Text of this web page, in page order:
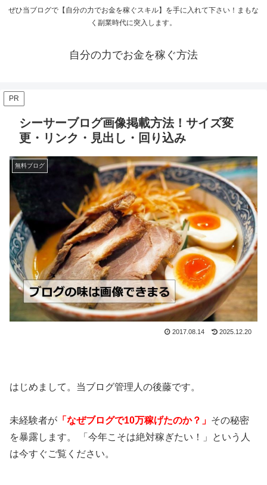
ぜひ当ブログで【自分の力でお金を稼ぐスキル】を手に入れて下さい！まもな
く副業時代に突入します。
自分の力でお金を稼ぐ方法
PR
シーサーブログ画像掲載方法！サイズ変
更・リンク・見出し・回り込み
無料ブログ
2017.08.14 2025.12.20
はじめまして。当ブログ管理人の後藤です。
未経験者が 「なぜブログで10万稼げたのか？」 その秘密
を暴露します。 「今年こそは絶対稼ぎたい！」という人
は今すぐご覧ください。